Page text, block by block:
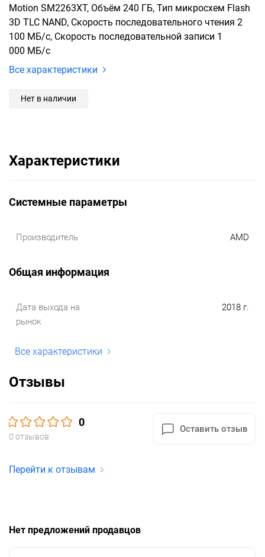
Motion SM2263XT, Объём 240 ГБ, Тип микросхем Flash
3D TLC NAND, Скорость последовательного чтения 2
100 МБ/с, Скорость последовательной записи 1
000 МБ/с
Все характеристики
Нет в наличии
Характеристики
Системные параметры
Производитель AMD
Общая информация
Дата выхода на
рынок
2018 г.
Все характеристики
Отзывы
0
0 отзывов
Оставить отзыв
Перейти к отзывам
Нет предложений продавцов